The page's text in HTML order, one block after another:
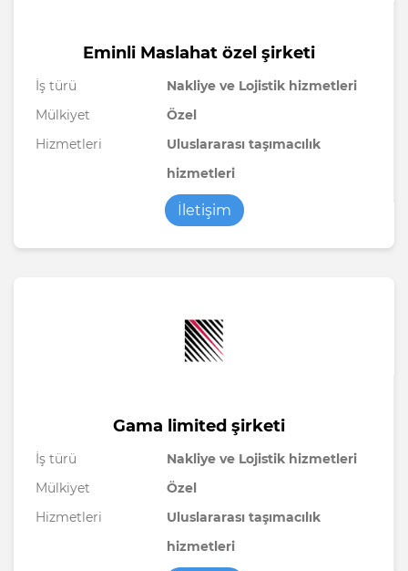
Eminli Maslahat özel şirketi
İş türü
Nakliye ve Lojistik hizmetleri
Mülkiyet
Özel
Hizmetleri
Uluslararası taşımacılık
hizmetleri
İletişim
Gama limited şirketi
İş türü
Nakliye ve Lojistik hizmetleri
Mülkiyet
Özel
Hizmetleri
Uluslararası taşımacılık
hizmetleri